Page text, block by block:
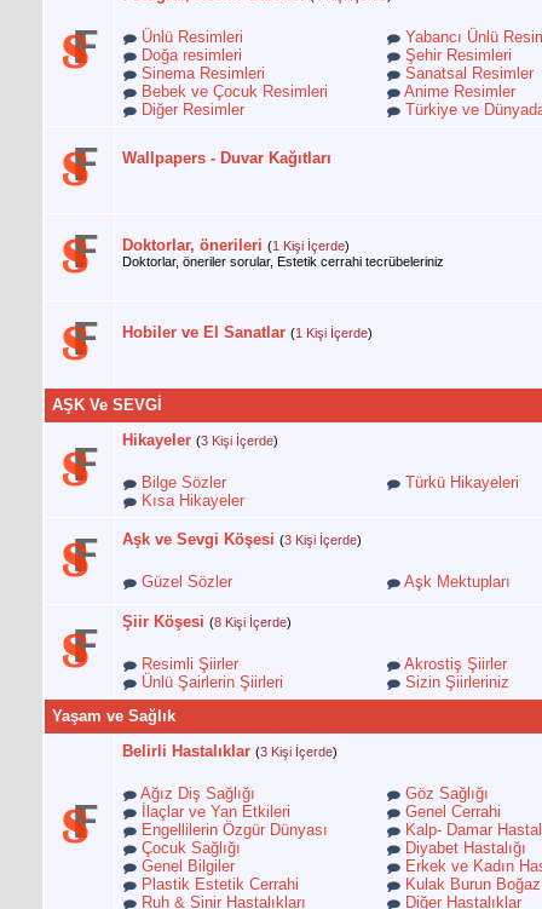
Ünlü Resimleri
Yabancı Ünlü
Doğa resimleri
Şehir Resimleri
Sinema Resimleri
Sanatsal Resimler
Bebek ve Çocuk Resimleri
Anime Resimler
Diğer Resimler
Türkiye ve
Wallpapers - Duvar Kağıtları
Doktorlar, önerileri (1 Kişi İçerde)
Doktorlar, öneriler sorular, Estetik cerrahi tecrübeleriniz
Hobiler ve El Sanatlar (1 Kişi İçerde)
AŞK Ve SEVGİ
Hikayeler (3 Kişi İçerde)
Bilge Sözler
Türkü Hikayeleri
Kısa Hikayeler
Aşk ve Sevgi Köşesi (3 Kişi İçerde)
Güzel Sözler Aşk Mektupları
Şiir Köşesi (8 Kişi İçerde)
Resimli Şiirler
Akrostiş Şiirler
Ünlü Şairlerin Şiirleri
Sizin Şiirleriniz
Yaşam ve Sağlık
Belirli Hastalıklar (3 Kişi İçerde)
Ağız Diş Sağlığı
Göz Sağlığı
İlaçlar ve Yan Etkileri
Genel Cerrahi
Engellilerin Özgür Dünyası
Kalp- Damar
Çocuk Sağlığı
Diyabet Hastalığı
Genel Bilgiler
Erkek ve Kadın
Plastik Estetik Cerrahi
Kulak Burun Boğaz
Ruh & Sinir Hastalıkları
Diğer Hastalıklar